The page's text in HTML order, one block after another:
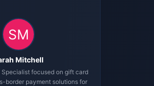
Mitchell
Specialist focused on gift card
border payment solutions for